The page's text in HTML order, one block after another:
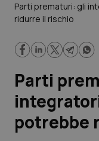
Governo e
Regioni e Asl
Lavoro e
Scienza e
Studi e Analisi
Parti prematuri: gli
ridurre il rischio
Parti
potrebbe